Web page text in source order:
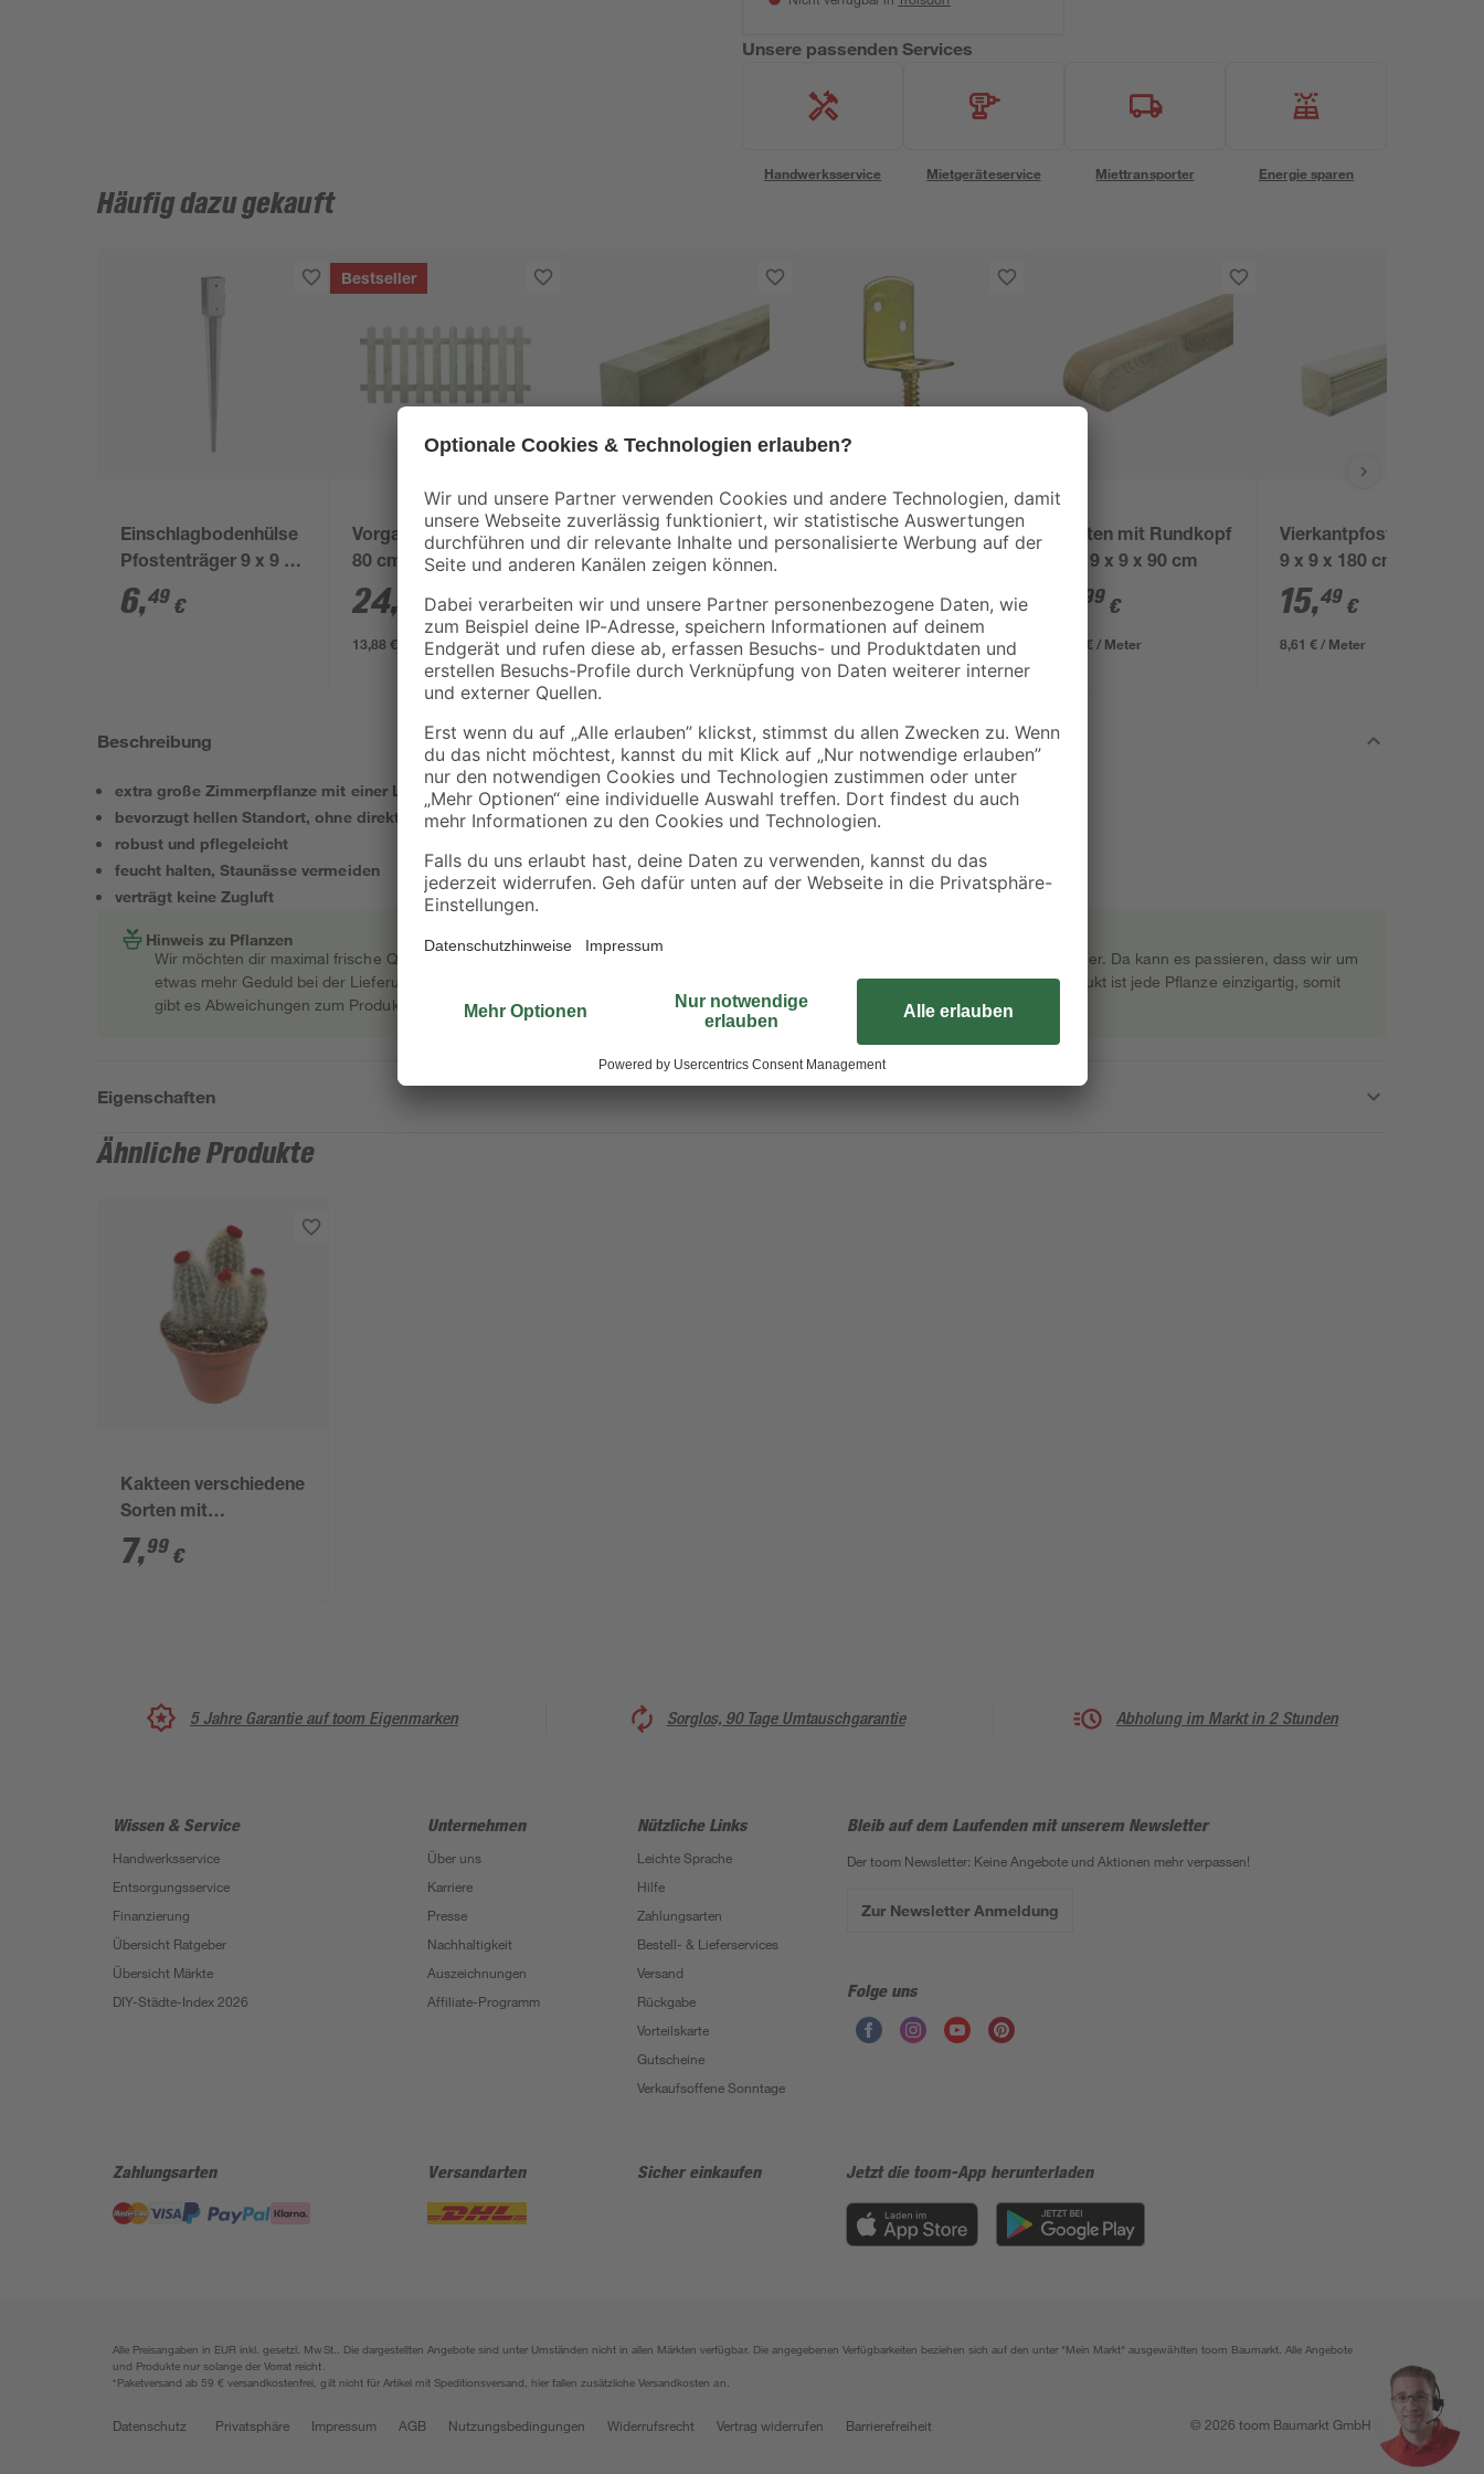
Unsere passenden Services
Handwerksservice Mietgeräteservice Miettransporter Energie sparen
Häufig dazu gekauft
Einschlagbodenhülse
Pfostenträger 9 x 9 x
90 cm
6,49 €
Bestseller
Vorgartenzaun 180 x
80 cm Kiefer KDI grün
24, €
13,88 € / Meter
Vierkantpfosten grün
9 x 9 x 210 cm
19,99€
9,52 € / Meter
toom
Flechtzaunbeschlag-
3,29€
Pfosten mit Rundkopf
grün 9 x 9 x 90 cm
99 €
13,32 € / Meter
Vierkantpfosten grün
9 x 9 x 180 cm
15,49 €
8,61 € / Meter
Beschreibung
extra große Zimmerpflanze mit einer Lieferhöhe von 100 cm
bevorzugt hellen Standort, ohne direkte Sonne
robust und pflegeleicht
feucht halten, Staunässe vermeiden
verträgt keine Zugluft
Hinweis zu Pflanzen
Wir möchten dir maximal frische Qualität garantieren. Deswegen ordern wir deine Pflanze erst nach der Bestellung direkt beim Gärtner. Da kann es passieren, dass wir um
etwas mehr Geduld bei der Lieferung bitten müssen. So kannst du dich über eine frische und gesunde Pflanze freuen! Als Naturprodukt ist jede Pflanze einzigartig, somit
gibt es Abweichungen zum Produktfoto.
Eigenschaften
Ähnliche Produkte
Kakteen verschiedene
Sorten mit
Strohblüten 8,5 cm
Topf
7,99 €
5 Jahre Garantie auf toom Eigenmarken Sorglos, 90 Tage Umtauschgarantie Abholung im Markt in 2 Stunden
Wissen & Service
Handwerksservice
Entsorgungsservice
Finanzierung
Übersicht Ratgeber
Übersicht Märkte
DIY-Städte-Index 2026
Unternehmen
Über uns
Karriere
Presse
Nachhaltigkeit
Auszeichnungen
Affiliate-Programm
Nützliche Links
Leichte Sprache
Hilfe
Zahlungsarten
Bestell- & Lieferservices
Versand
Rückgabe
Vorteilskarte
Gutscheine
Verkaufsoffene Sonntage
Bleib auf dem Laufenden mit unserem Newsletter
Der toom Newsletter: Keine Angebote und Aktionen mehr verpassen!
Zur Newsletter Anmeldung
Folge uns
Zahlungsarten Versandarten Sicher einkaufen Jetzt die toom-App herunterladen
Alle Preisangaben in EUR inkl. gesetzl. MwSt.. Die dargestellten Angebote sind unter Umständen nicht in allen Märkten verfügbar. Die angegebenen Verfügbarkeiten beziehen sich auf den unter "Mein Markt" ausgewählten toom Baumarkt. Alle Angebote
und Produkte nur solange der Vorrat reicht.
*Paketversand ab 59 € versandkostenfrei, gilt nicht für Artikel mit Speditionsversand, hier fallen zusätzliche Versandkosten an.
Datenschutz Privatsphäre Impressum AGB Nutzungsbedingungen Widerrufsrecht Vertrag widerrufen Barrierefreiheit © 2026 toom Baumarkt GmbH